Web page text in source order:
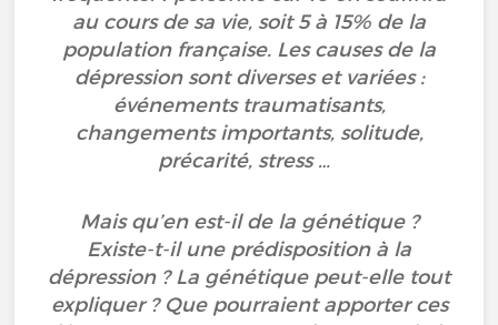
au cours de sa vie, soit 5 à 15% de la
population française. Les causes de la
dépression sont diverses et variées :
événements traumatisants,
changements importants, solitude,
précarité, stress …
Mais qu’en est-il de la génétique ?
Existe-t-il une prédisposition à la
dépression ? La génétique peut-elle tout
expliquer ? Que pourraient apporter ces